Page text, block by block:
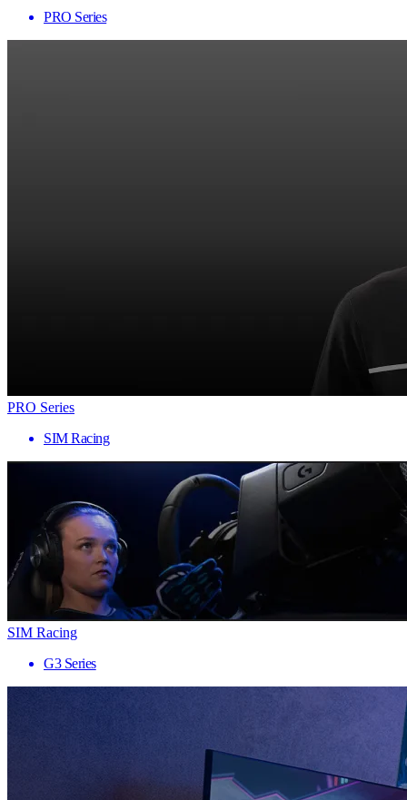
PRO Series
PRO Series
SIM Racing
SIM Racing
G3 Series